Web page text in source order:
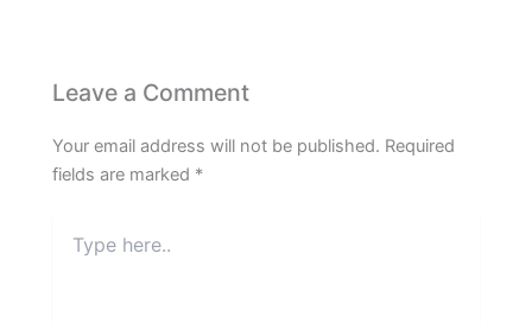
Leave a Comment
Your email address will not be published. Required
fields are marked *
here..